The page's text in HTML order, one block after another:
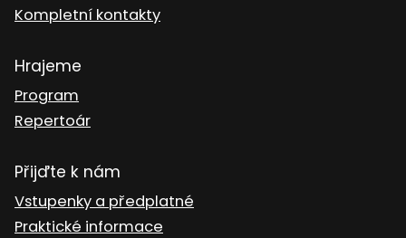
Kompletní kontakty
Hrajeme
Program
Repertoár
Přijďte k nám
Vstupenky a předplatné
Praktické informace